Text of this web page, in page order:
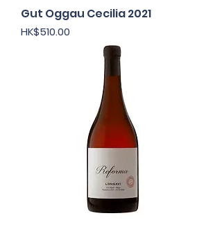
Gut Oggau Cecilia 2021
價格
HK$510.00